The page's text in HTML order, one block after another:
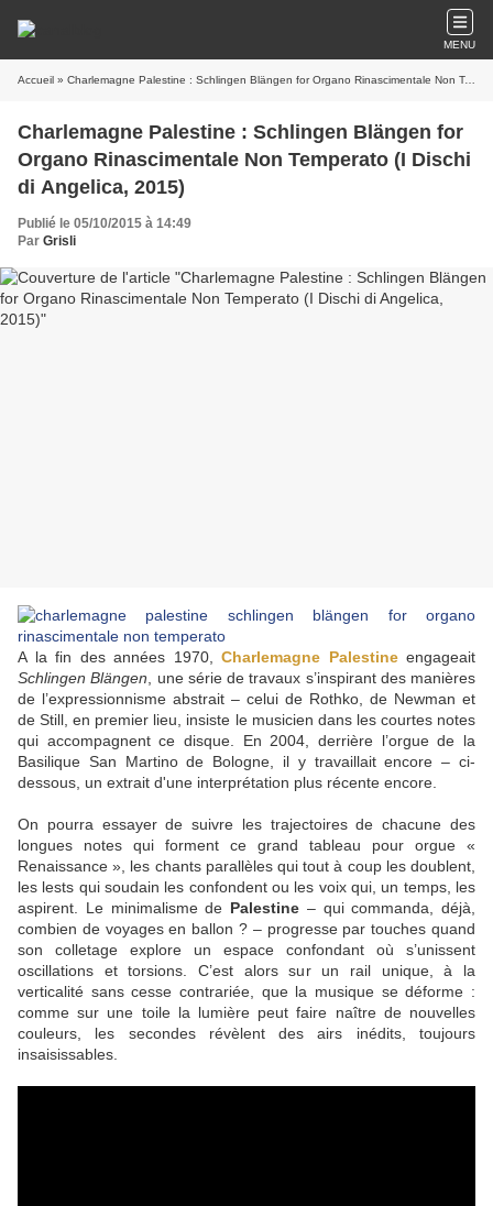
MENU
Accueil » Charlemagne Palestine : Schlingen Blängen for Organo Rinascimentale Non Temperato (I Dischi di Angelica, 2015)
Charlemagne Palestine : Schlingen Blängen for
Organo Rinascimentale Non Temperato (I Dischi
di Angelica, 2015)
Publié le 05/10/2015 à 14:49
Par Grisli
A la fin des années 1970, Charlemagne Palestineengageait
Schlingen Blängen , une série de travaux s’inspirant des manières
de l’expressionnisme abstrait – celui de Rothko, de Newman et
de Still, en premier lieu, insiste le musicien dans les courtes notes
qui accompagnent ce disque. En 2004, derrière l’orgue de la
Basilique San Martino de Bologne, il y travaillait encore – ci-
dessous, un extrait d'une interprétation plus récente encore.
On pourra essayer de suivre les trajectoires de chacune des
longues notes qui forment ce grand tableau pour orgue «
Renaissance », les chants parallèles qui tout à coup les doublent,
les lests qui soudain les confondent ou les voix qui, un temps, les
aspirent. Le minimalisme de Palestine – qui commanda, déjà,
combien de voyages en ballon ? – progresse par touches quand
son colletage explore un espace confondant où s’unissent
oscillations et torsions. C’est alors sur un rail unique, à la
verticalité sans cesse contrariée, que la musique se déforme :
comme sur une toile la lumière peut faire naître de nouvelles
couleurs, les secondes révèlent des airs inédits, toujours
insaisissables.